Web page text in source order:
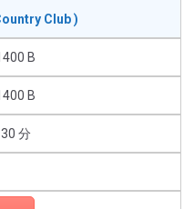
Club )
B
B
30 分